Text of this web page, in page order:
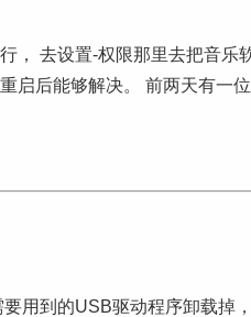
去设置-权限那里去把音乐
启后能够解决。 前两天有一
用到的USB驱动程序卸载掉